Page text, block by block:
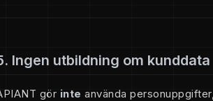
Ingen utbildning om kunddata
gör inte använda